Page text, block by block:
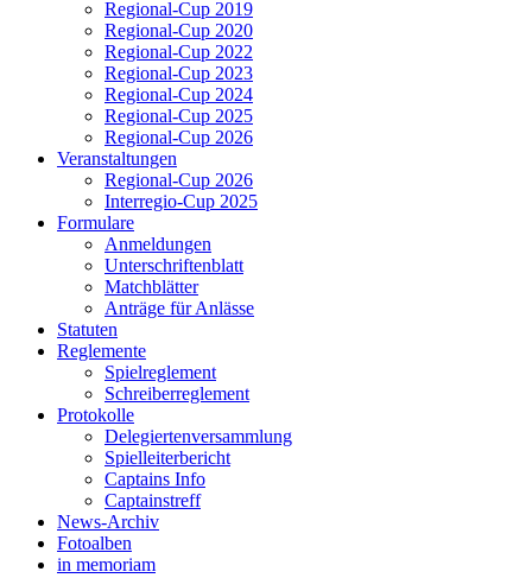
Regional-Cup 2019
Regional-Cup 2020
Regional-Cup 2022
Regional-Cup 2023
Regional-Cup 2024
Regional-Cup 2025
Regional-Cup 2026
Veranstaltungen
Regional-Cup 2026
Interregio-Cup 2025
Formulare
Anmeldungen
Unterschriftenblatt
Matchblätter
Anträge für Anlässe
Statuten
Reglemente
Spielreglement
Schreiberreglement
Protokolle
Delegiertenversammlung
Spielleiterbericht
Captains Info
Captainstreff
News-Archiv
Fotoalben
in memoriam